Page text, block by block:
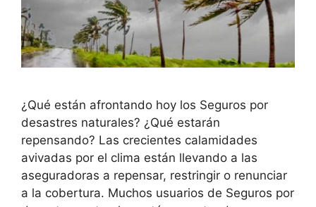
¿Qué están afrontando hoy los Seguros por
desastres naturales? ¿Qué estarán
repensando? Las crecientes calamidades
avivadas por el clima están llevando a las
aseguradoras a repensar, restringir o renunciar
a la cobertura. Muchos usuarios de Seguros por